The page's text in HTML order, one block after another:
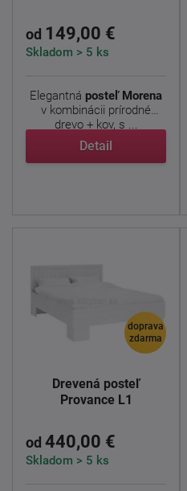
od 149,00 €
Skladom > 5 ks
Elegantná posteľ Morena
v kombinácii prírodné
drevo + kov, s ...
Detail
doprava
zdarma
Drevená posteľ
Provance L1
od 440,00 €
Skladom > 5 ks